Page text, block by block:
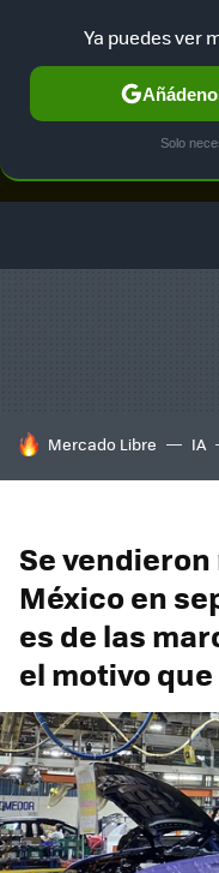
HOY SE HABLA DE
Mercado Libre IA
Se
México en
es de las
el motivo
Ya puedes ver
Solo